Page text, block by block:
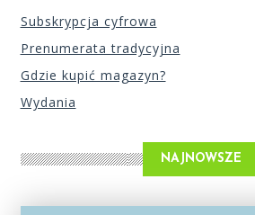
Subskrypcja cyfrowa
Prenumerata tradycyjna
Gdzie kupić magazyn?
Wydania
NAJNOWSZE